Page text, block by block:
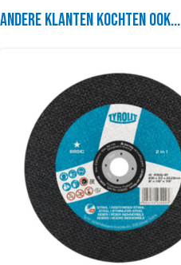
Andere klanten kochten ook...